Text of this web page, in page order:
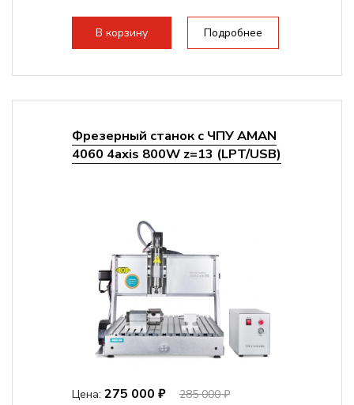
стандартно:Т-слот
Цанговый патрон:ER11
В корзину Подробнее
Фрезерный станок с ЧПУ AMAN
4060 4axis 800W z=13 (LPT/USB)
Цена: 275 000 ₽ 285 000 ₽